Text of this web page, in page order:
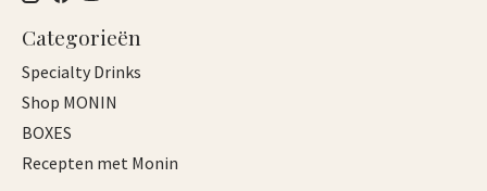
Categorieën
Specialty Drinks
Shop MONIN
BOXES
Recepten met Monin